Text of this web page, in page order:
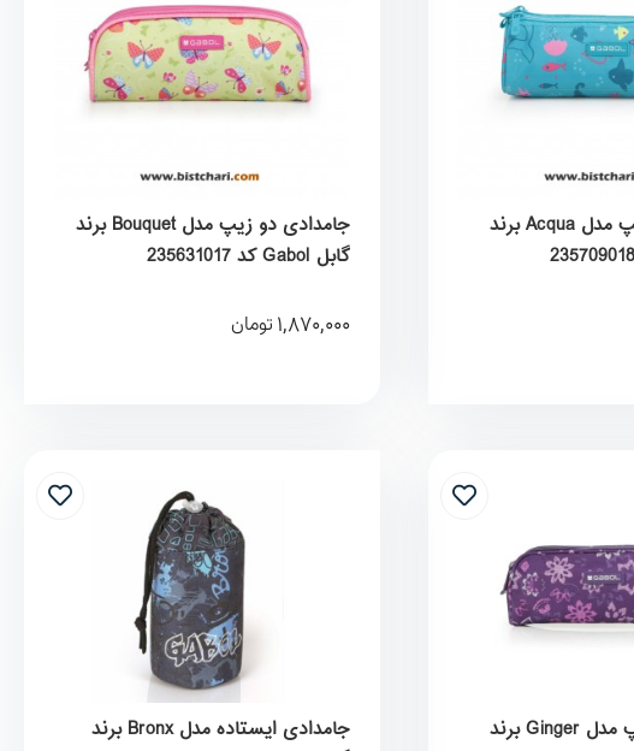
جامدادی سه زیپ مدل Acqua برند
جامدادی دو زیپ مدل Bouquet برند
گابل Gabol کد 235631017
1,870,000 تومان
جامدادی دو زیپ مدل Ginger برند
جامدادی ایستاده مدل Bronx برند